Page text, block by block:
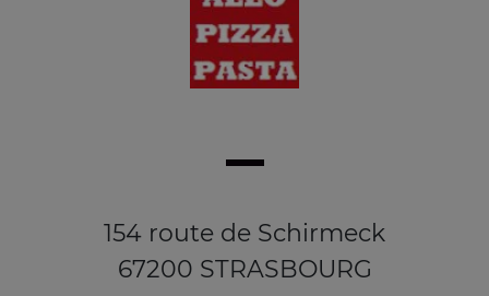
154 route de Schirmeck
67200 STRASBOURG